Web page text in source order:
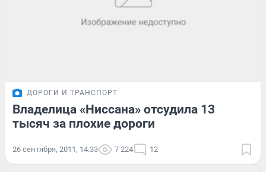
ДОРОГИ И ТРАНСПОРТ
Владелица «Ниссана» отсудила 13
тысяч за плохие дороги
26 сентября, 2011, 14:33 7 224 12